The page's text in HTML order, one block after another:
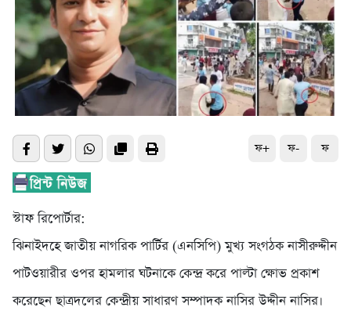
ফ+ ফ- ফ
স্টাফ রিপোর্টার:
ঝিনাইদহে জাতীয় নাগরিক পার্টির (এনসিপি) মুখ্য সংগঠক নাসীরুদ্দীন
পাটওয়ারীর ওপর হামলার ঘটনাকে কেন্দ্র করে পাল্টা ক্ষোভ প্রকাশ
করেছেন ছাত্রদলের কেন্দ্রীয় সাধারণ সম্পাদক নাসির উদ্দীন নাসির।